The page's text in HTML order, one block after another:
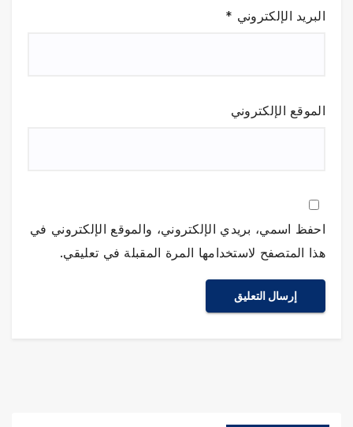
البريد الإلكتروني *
الموقع الإلكتروني
احفظ اسمي، بريدي الإلكتروني، والموقع الإلكتروني في
هذا المتصفح لاستخدامها المرة المقبلة في تعليقي.